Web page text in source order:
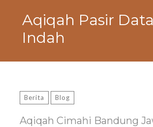
Aqiqah Pasir
Indah
Berita Blog
Aqiqah Cimahi Bandung